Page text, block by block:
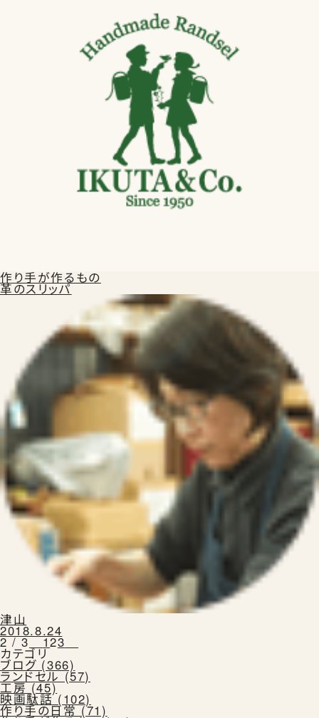
作り手が作るもの
革のスリッパ
津山
2018.8.24
2 / 3 123
カテゴリ
ブログ (366)
ランドセル (57)
工房 (45)
映画駄話 (102)
作り手の日常 (71)